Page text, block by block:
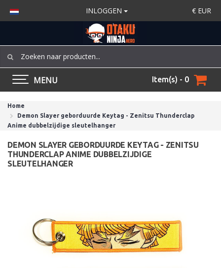
INLOGGEN € EUR
MENU Item(s) - 0
Home
Demon Slayer geborduurde Keytag - Zenitsu Thunderclap
Anime dubbelzijdige sleutelhanger
DEMON SLAYER GEBORDUURDE KEYTAG - ZENITSU
THUNDERCLAP ANIME DUBBELZIJDIGE
SLEUTELHANGER